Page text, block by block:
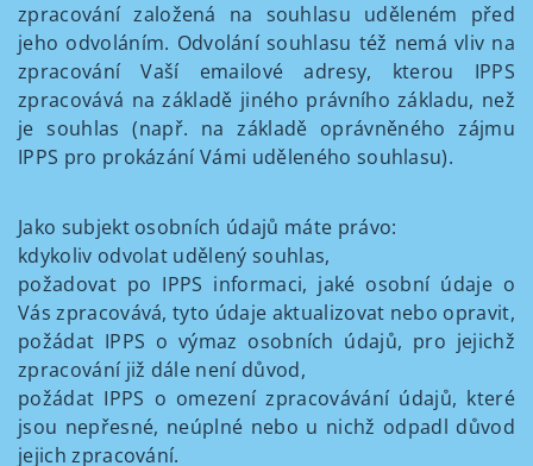
zpracování založená na souhlasu uděleném před
jeho odvoláním. Odvolání souhlasu též nemá vliv na
zpracování Vaší emailové adresy, kterou IPPS
zpracovává na základě jiného právního základu, než
je souhlas (např. na základě oprávněného zájmu
IPPS pro prokázání Vámi uděleného souhlasu).
Jako subjekt osobních údajů máte právo:
kdykoliv odvolat udělený souhlas,
požadovat po IPPS informaci, jaké osobní údaje o
Vás zpracovává, tyto údaje aktualizovat nebo opravit,
požádat IPPS o výmaz osobních údajů, pro jejichž
zpracování již dále není důvod,
požádat IPPS o omezení zpracovávání údajů, které
jsou nepřesné, neúplné nebo u nichž odpadl důvod
jejich zpracování.